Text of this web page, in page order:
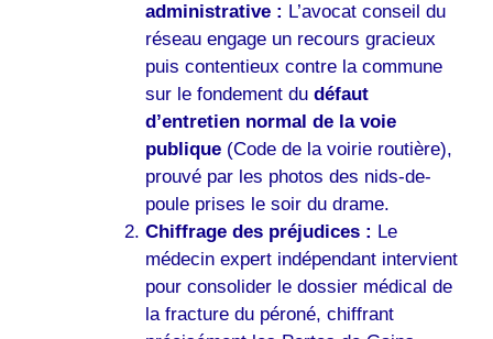
administrative : L’avocat conseil du
réseau engage un recours gracieux
puis contentieux contre la commune
sur le fondement du défaut
d’entretien normal de la voie
publique (Code de la voirie routière),
prouvé par les photos des nids-de-
poule prises le soir du drame.
Chiffrage des préjudices : Le
médecin expert indépendant intervient
pour consolider le dossier médical de
la fracture du péroné, chiffrant